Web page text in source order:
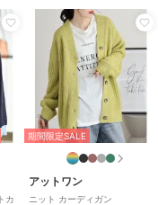
なっているモニター・PC
場合がございます。
す。
カ
期間限定SALE
アットワン
ニット カーディガン